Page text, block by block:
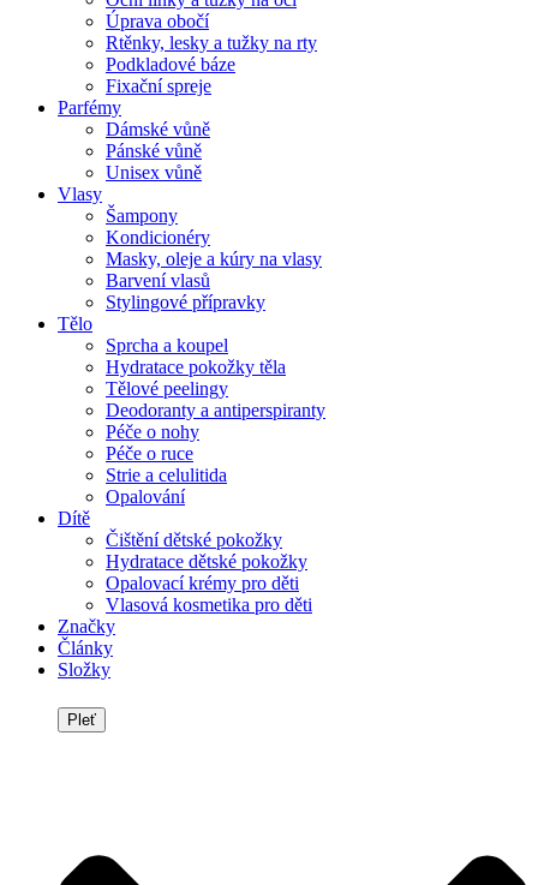
Úprava obočí
Rtěnky, lesky a tužky na rty
Podkladové báze
Fixační spreje
Parfémy
Dámské vůně
Pánské vůně
Unisex vůně
Vlasy
Šampony
Kondicionéry
Masky, oleje a kúry na vlasy
Barvení vlasů
Stylingové přípravky
Tělo
Sprcha a koupel
Hydratace pokožky těla
Tělové peelingy
Deodoranty a antiperspiranty
Péče o nohy
Péče o ruce
Strie a celulitida
Opalování
Dítě
Čištění dětské pokožky
Hydratace dětské pokožky
Opalovací krémy pro děti
Vlasová kosmetika pro děti
Značky
Články
Složky
Pleť